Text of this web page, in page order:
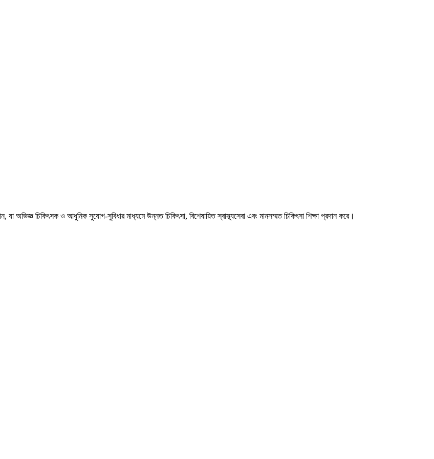
যা অভিজ্ঞ চিকিৎসক ও আধুনিক সুযোগ-সুবিধার মাধ্যমে উন্নত চিকিৎসা, বিশেষায়িত স্বাস্থ্যসেবা এবং মানসম্মত চিকিৎসা শিক্ষা প্রদান করে।